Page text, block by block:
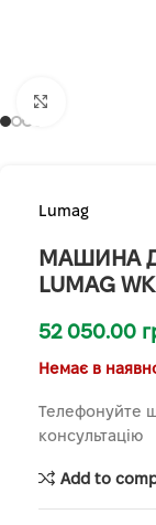
Lumag
МАШИНА
LUMAG
52 050.00
Немає в
Телефонуйте
консультацію
Add to